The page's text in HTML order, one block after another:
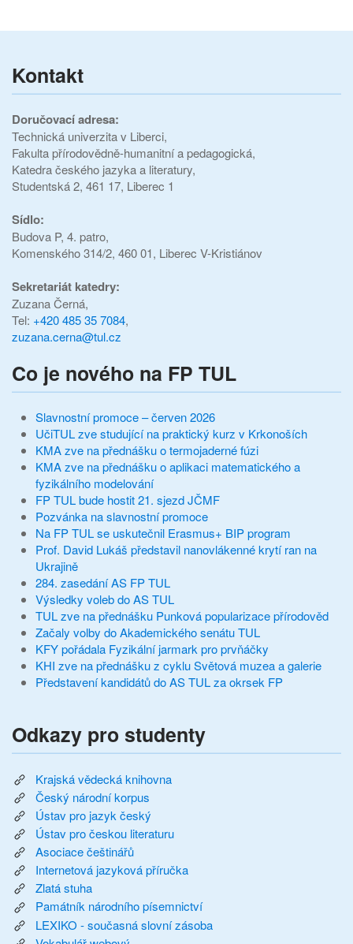
Kontakt
Doručovací adresa:
Technická univerzita v Liberci,
Fakulta přírodovědně-humanitní a pedagogická,
Katedra českého jazyka a literatury,
Studentská 2, 461 17, Liberec 1
Sídlo:
Budova P, 4. patro,
Komenského 314/2, 460 01, Liberec V-Kristiánov
Sekretariát katedry:
Zuzana Černá,
Tel: +420 485 35 7084,
zuzana.cerna@tul.cz
Co je nového na FP TUL
Slavnostní promoce – červen 2026
UčiTUL zve studující na praktický kurz v Krkonoších
KMA zve na přednášku o termojaderné fúzi
KMA zve na přednášku o aplikaci matematického a
fyzikálního modelování
FP TUL bude hostit 21. sjezd JČMF
Pozvánka na slavnostní promoce
Na FP TUL se uskutečnil Erasmus+ BIP program
Prof. David Lukáš představil nanovlákenné krytí ran na
Ukrajině
284. zasedání AS FP TUL
Výsledky voleb do AS TUL
TUL zve na přednášku Punková popularizace přírodověd
Začaly volby do Akademického senátu TUL
KFY pořádala Fyzikální jarmark pro prvňáčky
KHI zve na přednášku z cyklu Světová muzea a galerie
Představení kandidátů do AS TUL za okrsek FP
Odkazy pro studenty
Krajská vědecká knihovna
Český národní korpus
Ústav pro jazyk český
Ústav pro českou literaturu
Asociace češtinářů
Internetová jazyková příručka
Zlatá stuha
Památník národního písemnictví
LEXIKO - současná slovní zásoba